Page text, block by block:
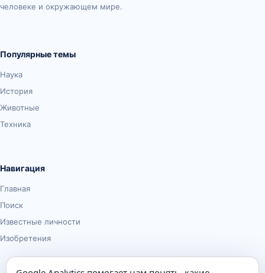
человеке и окружающем мире.
Популярные темы
Наука
История
Животные
Техника
Навигация
Главная
Поиск
Известные личности
Изобретения